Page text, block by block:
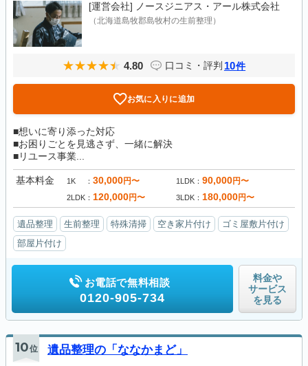
[運営会社] ノースジニアス・アール株式会社
（北海道島牧郡島牧村の生前整理）
4.80 口コミ・評判 10件
お気に入りに追加
■想いに寄り添った対応
■お困りごとを見逃さず、一緒に解決
■リユース事業...
基本料金 1K 30,000円〜 1LDK 90,000円〜
2LDK 120,000円〜 3LDK 180,000円〜
遺品整理 生前整理 特殊清掃 空き家片付け
ゴミ屋敷片付け
部屋片付け
お電話で無料相談
0120-905-734
料金や
サービス
を見る
10位 遺品整理の「ななかまど」